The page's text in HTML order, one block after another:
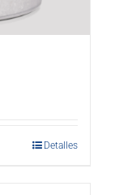
Detalles